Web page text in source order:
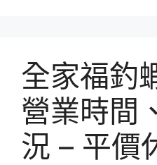
全家福釣
營業時間
況 – 平價